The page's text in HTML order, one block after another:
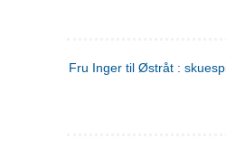
Fru Inger til Østråt :